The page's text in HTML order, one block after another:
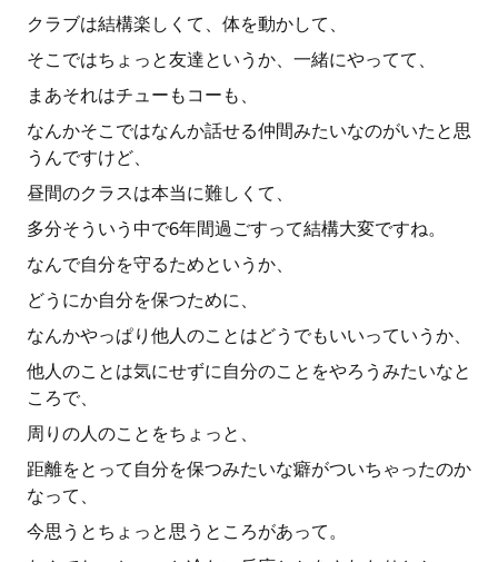
クラブは結構楽しくて、体を動かして、
そこではちょっと友達というか、一緒にやってて、
まあそれはチューもコーも、
なんかそこではなんか話せる仲間みたいなのがいたと思
うんですけど、
昼間のクラスは本当に難しくて、
多分そういう中で6年間過ごすって結構大変ですね。
なんで自分を守るためというか、
どうにか自分を保つために、
なんかやっぱり他人のことはどうでもいいっていうか、
他人のことは気にせずに自分のことをやろうみたいなと
ころで、
周りの人のことをちょっと、
距離をとって自分を保つみたいな癖がついちゃったのか
なって、
今思うとちょっと思うところがあって。